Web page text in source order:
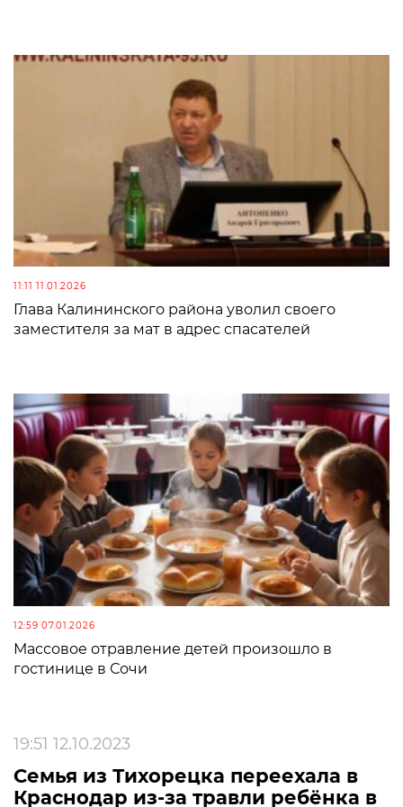
11:11 11.01.2026
Глава Калининского района уволил своего
заместителя за мат в адрес спасателей
12:59 07.01.2026
Массовое отравление детей произошло в
гостинице в Сочи
19:51 12.10.2023
Семья из Тихорецка переехала в
Краснодар из-за травли ребёнка в